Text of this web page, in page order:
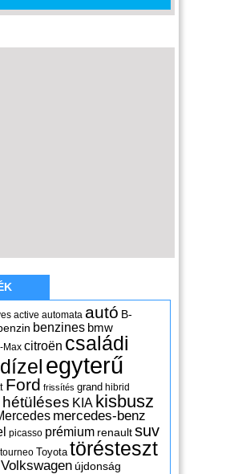
active automata autó B-
benzines bmw
Max citroën családi
dízel egyterű
Ford frissítés grand hibrid
hétüléses KIA kisbusz
mercedes-benz
picasso prémium renaultsuv
tourneo Toyota törésteszt
Volkswagen újdonság